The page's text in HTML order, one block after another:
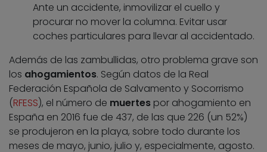
Ante un accidente, inmovilizar el cuello y
procurar no mover la columna. Evitar usar
coches particulares para llevar al accidentado.
Además de las zambullidas, otro problema grave son
los ahogamientos. Según datos de la Real
Federación Española de Salvamento y Socorrismo
(RFESS), el número de muertes por ahogamiento en
España en 2016 fue de 437, de las que 226 (un 52%)
se produjeron en la playa, sobre todo durante los
meses de mayo, junio, julio y, especialmente, agosto.